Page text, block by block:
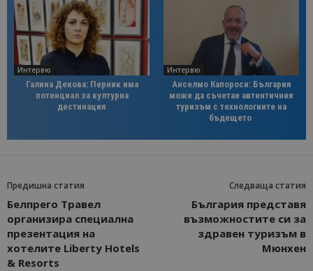
Интервю
Галина Декова: Перник има
потенциал за културна
дестинация
Интервю
Анселмо Капороси: България
може да съчетае автентичния
туризъм с технологиите на
бъдещето
Предишна статия
Белпрего Травел
организира специална
презентация на
хотелите Liberty Hotels
& Resorts
Следваща статия
България представя
възможностите си за
здравен туризъм в
Мюнхен